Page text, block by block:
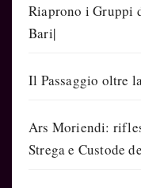
Riaprono i Gruppi
Bari|
Il Passaggio oltre
Ars Moriendi:
Strega e Custode